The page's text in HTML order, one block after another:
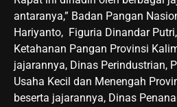
antaranya,” Badan Pangan
Hariyanto, Figuria Dinandar
Ketahanan Pangan Provinsi
jajarannya, Dinas Perindustrian,
Usaha Kecil dan Menengah
beserta jajarannya, Dinas